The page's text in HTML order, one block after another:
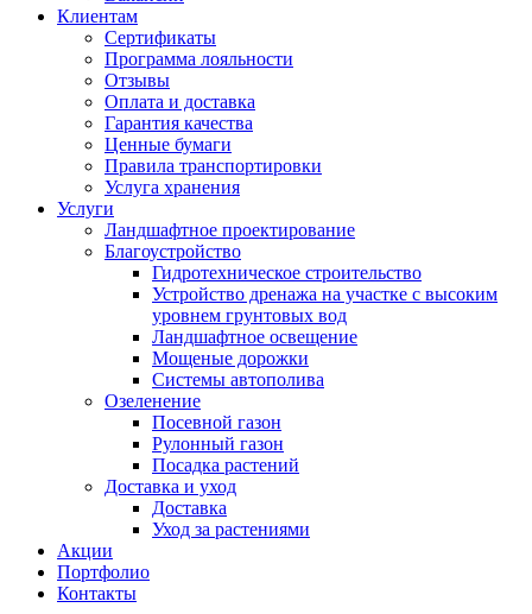
Клиентам
Сертификаты
Программа лояльности
Отзывы
Оплата и доставка
Гарантия качества
Ценные бумаги
Правила транспортировки
Услуга хранения
Услуги
Ландшафтное проектирование
Благоустройство
Гидротехническое строительство
Устройство дренажа на участке с высоким
уровнем грунтовых вод
Ландшафтное освещение
Мощеные дорожки
Системы автополива
Озеленение
Посевной газон
Рулонный газон
Посадка растений
Доставка и уход
Доставка
Уход за растениями
Акции
Портфолио
Контакты